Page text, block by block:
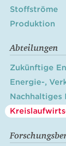
Stoffströme
Produktion
Abteilungen
Zukünftige
Energie-,
Nachhaltiges